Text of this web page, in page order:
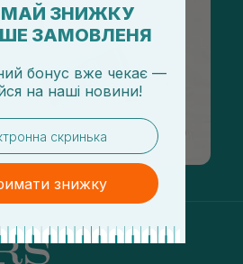
ЗНИЖКУ
ЗАМОВЛЕНЯ
бонус вже чекає —
на наші новини!
знижку